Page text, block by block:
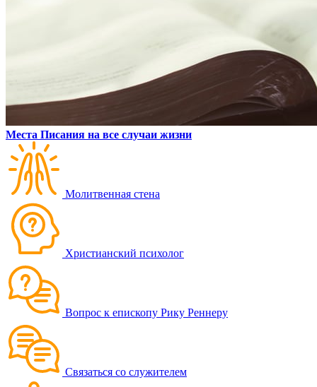
Места Писания на все случаи жизни
Молитвенная стена
Христианский психолог
Вопрос к епископу Рику Реннеру
Связаться со служителем